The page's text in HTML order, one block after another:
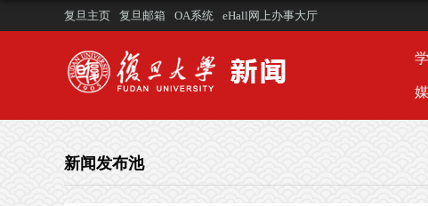
复旦主页 复旦邮箱 OA系统 eHall网上办事大厅
新闻发布池